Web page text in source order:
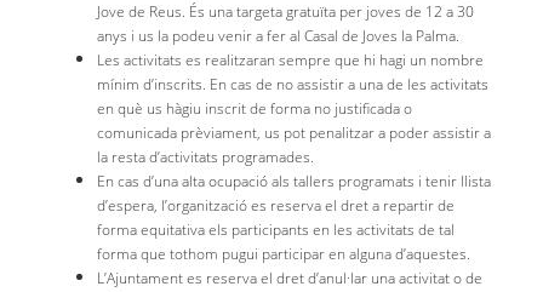
Jove de Reus. És una targeta gratuïta per joves de 12 a 30
anys i us la podeu venir a fer al Casal de Joves la Palma.
Les activitats es realitzaran sempre que hi hagi un nombre
mínim d’inscrits. En cas de no assistir a una de les activitats
en què us hàgiu inscrit de forma no justificada o
comunicada prèviament, us pot penalitzar a poder assistir a
la resta d’activitats programades.
En cas d’una alta ocupació als tallers programats i tenir llista
d’espera, l’organització es reserva el dret a repartir de
forma equitativa els participants en les activitats de tal
forma que tothom pugui participar en alguna d’aquestes.
L’Ajuntament es reserva el dret d’anul·lar una activitat o de